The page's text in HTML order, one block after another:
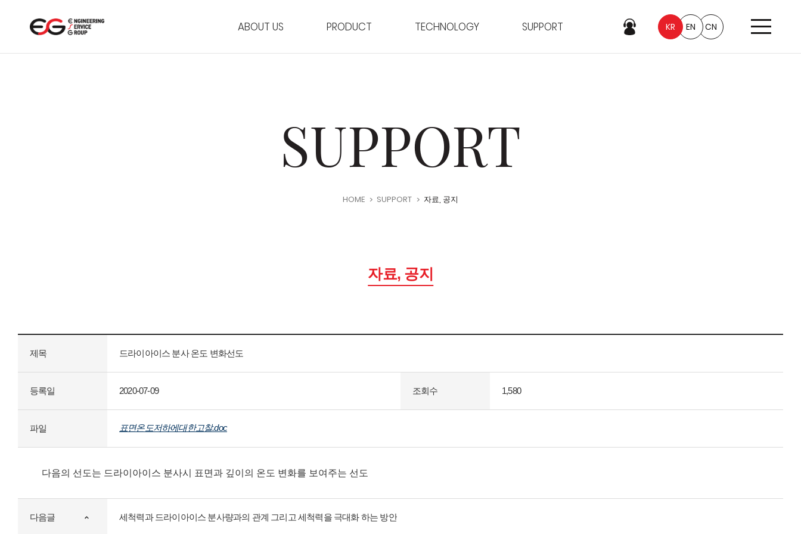
KR EN CN
ABOUT US PRODUCT TECHNOLOGY SUPPORT
SUPPORT
HOME SUPPORT 자료, 공지
자료, 공지
제목 드라이아이스 분사 온도 변화선도
등록일 2020-07-09 조회수 1,580
파일 표면온도저하에대한고찰.doc
다음의 선도는 드라이아이스 분사시 표면과 깊이의 온도 변화를 보여주는 선도
다음글 세척력과 드라이아이스 분사량과의 관계 그리고 세척력을 극대화 하는 방안